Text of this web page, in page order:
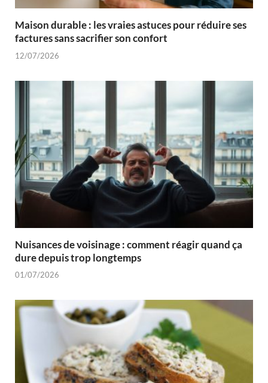
Maison durable : les vraies astuces pour réduire ses
factures sans sacrifier son confort
12/07/2026
Nuisances de voisinage : comment réagir quand ça
dure depuis trop longtemps
01/07/2026